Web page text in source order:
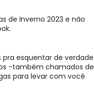
de Inverno 2023 e não
esquentar de verdade
-também chamados de
para levar com você